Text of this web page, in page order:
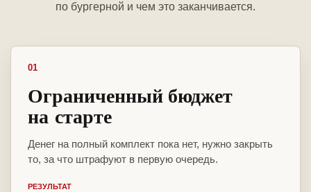
по бургерной и чем это заканчивается.
01
Ограниченный бюджет
на старте
Денег на полный комплект пока нет, нужно закрыть
то, за что штрафуют в первую очередь.
РЕЗУЛЬТАТ